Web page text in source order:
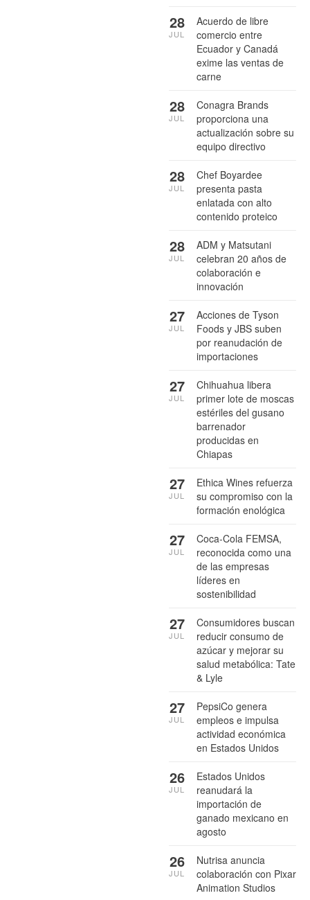
Acuerdo de libre
comercio entre
Ecuador y Canadá
exime las ventas de
carne
28
JUL
Conagra Brands
proporciona una
actualización sobre su
equipo directivo
28
JUL
Chef Boyardee
presenta pasta
enlatada con alto
contenido proteico
28
JUL
ADM y Matsutani
celebran 20 años de
colaboración e
innovación
28
JUL
Acciones de Tyson
Foods y JBS suben
por reanudación de
importaciones
27
JUL
Chihuahua libera
primer lote de moscas
estériles del gusano
barrenador
producidas en
Chiapas
27
JUL
Ethica Wines refuerza
su compromiso con la
formación enológica
27
JUL
Coca-Cola FEMSA,
reconocida como una
de las empresas
líderes en
sostenibilidad
27
JUL
Consumidores buscan
reducir consumo de
azúcar y mejorar su
salud metabólica: Tate
& Lyle
27
JUL
PepsiCo genera
empleos e impulsa
actividad económica
en Estados Unidos
27
JUL
Estados Unidos
reanudará la
importación de
ganado mexicano en
agosto
26
JUL
Nutrisa anuncia
colaboración con Pixar
Animation Studios
26
JUL